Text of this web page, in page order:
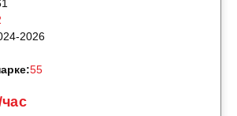
2026
55